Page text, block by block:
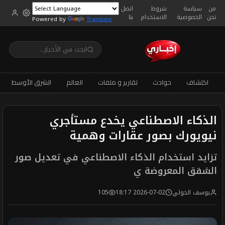
من
نحن
سياسة
الخصوصية
شروط
الاستخدام
اتصل
بنا Powered by Translate
اكتشاف حوادث تقارير و ملفات العالم الشرق الأوسط
الذكاء الاصطناعي يخدع مستأجري
نيويورك بصور عقارات وهمية
تزايد استخدام الذكاء الاصطناعي في تعديل صور
الشقق المعروضة ي
يوسف الخولي 2026-07-02 18:17
105